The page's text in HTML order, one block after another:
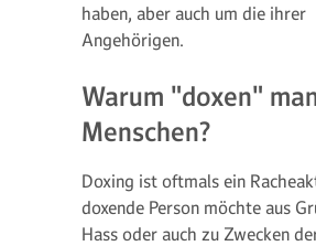
haben, aber auch um die ihrer
Angehörigen.
Warum "doxen"
Menschen?
Doxing ist oftmals ein
doxende Person möchte aus
Hass oder auch zu Zwecken